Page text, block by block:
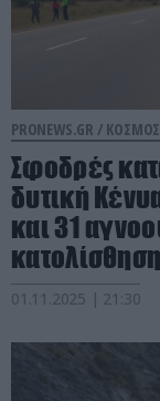
PRONEWS.GR / ΚΟΣΜΟΣ
Σφοδρές
δυτική
και 31
κατολίσθηση
01.11.2025 | 21:30